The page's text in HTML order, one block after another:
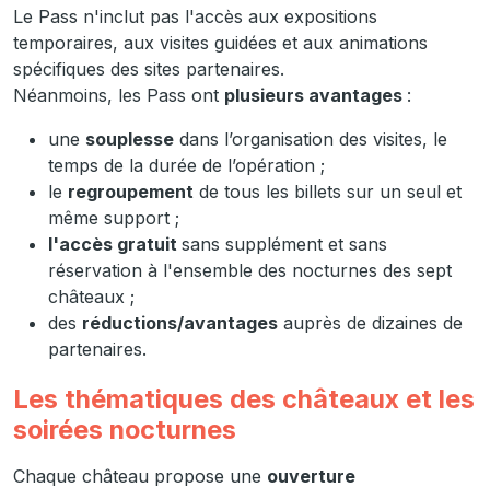
Le Pass n'inclut pas l'accès aux expositions
temporaires, aux visites guidées et aux animations
spécifiques des sites partenaires.
Néanmoins, les Pass ont plusieurs avantages :
une souplesse dans l’organisation des visites, le
temps de la durée de l’opération ;
le regroupement de tous les billets sur un seul et
même support ;
l'accès gratuit sans supplément et sans
réservation à l'ensemble des nocturnes des sept
châteaux ;
des réductions/avantages auprès de dizaines de
partenaires.
Les thématiques des châteaux et les
soirées nocturnes
Chaque château propose une ouverture